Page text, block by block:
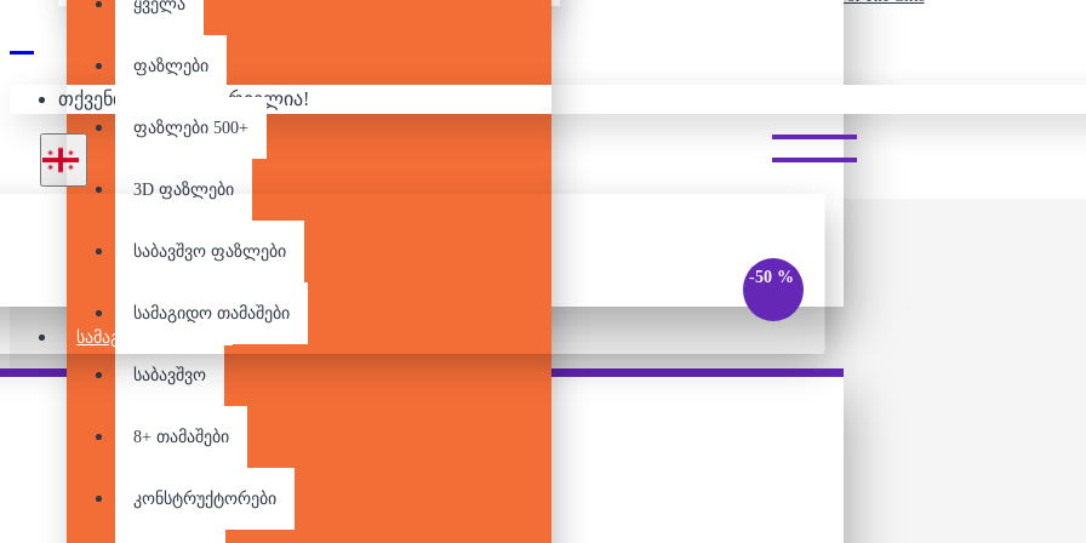
ᲡᲐᲛᲐᲒᲘᲓᲝ ᲗᲐᲛᲐᲨᲔᲑᲘ
ყველა
ფაზლები
ფაზლები 500+
3D ფაზლები
საბავშვო ფაზლები
სამაგიდო თამაშები
საბავშვო
8+ თამაშები
კონსტრუქტორები
თქვენი კალათა ცარიელია! WHAT DO YOU MEME: FOR THE
-50 %
Pair it With